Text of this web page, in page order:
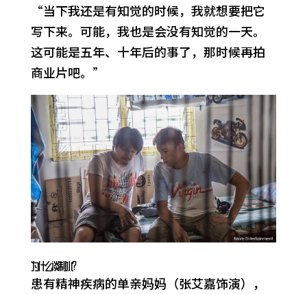
“当下我还是有知觉的时候，我就想要把它
写下来。可能，我也是会没有知觉的一天。
这可能是五年、十年后的事了，那时候再拍
商业片吧。”
为什么谈制水？
患有精神疾病的单亲妈妈（张艾嘉饰演），